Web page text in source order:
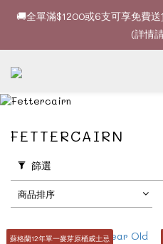
🚚全單滿$1200或6支可享免費
(詳情
🚚全單滿$1200或6支可享免費
(詳情
🍷酒款、優惠經常更新，請時
FETTERCAIRN
篩選
商品排序
蘇格蘭12年單一麥芽原桶威士忌